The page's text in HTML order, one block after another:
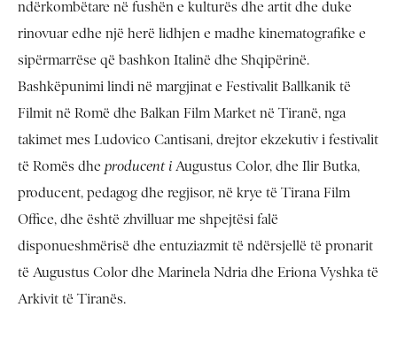
ndërkombëtare në fushën e kulturës dhe artit dhe duke
rinovuar edhe një herë lidhjen e madhe kinematografike e
sipërmarrëse që bashkon Italinë dhe Shqipërinë.
Bashkëpunimi lindi në margjinat e Festivalit Ballkanik të
Filmit në Romë dhe Balkan Film Market në Tiranë, nga
takimet mes Ludovico Cantisani, drejtor ekzekutiv i festivalit
të Romës dhe producent i Augustus Color, dhe Ilir Butka,
producent, pedagog dhe regjisor, në krye të Tirana Film
Office, dhe është zhvilluar me shpejtësi falë
disponueshmërisë dhe entuziazmit të ndërsjellë të pronarit
të Augustus Color dhe Marinela Ndria dhe Eriona Vyshka të
Arkivit të Tiranës.